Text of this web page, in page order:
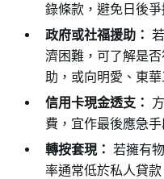
錄條款，避免日後爭
政府或社福援助：
濟困難，可了解是
助，或向明愛、東
信用卡現金透支：
費，宜作最後應急
轉按套現： 若擁有
率通常低於私人貸